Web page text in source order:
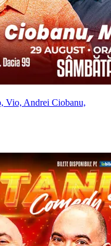
Vio, Andrei Ciobanu,